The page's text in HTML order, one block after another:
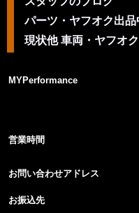
パーツ・ヤフオク出品
現状他 車両・ヤフオ
MYPerformance
営業時間
お問い合わせアドレス
お振込先